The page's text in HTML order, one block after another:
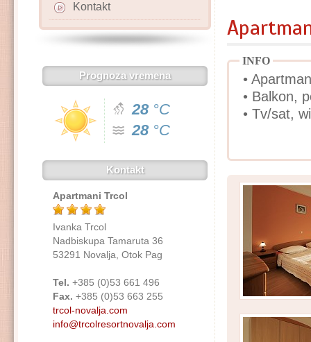
Kontakt
Prognoza vremena
28°C
28°C
Kontakt
Apartmani Trcol
Ivanka Trcol
Nadbiskupa Tamaruta 36
53291 Novalja, Otok Pag
Tel. +385 (0)53 661 496
Fax. +385 (0)53 663 255
trcol-novalja.com
info@trcolresortnovalja.com
INFO
•
• Balkon,
• Tv/sat,